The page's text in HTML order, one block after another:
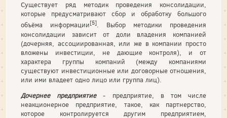
Существует ряд методик проведения консолидации,
которые предусматривают сбор и обработку большого
объёма информации[5]. Выбор методики проведения
консолидации зависит от доли владения компанией
(дочерняя, ассоциированная, или же в компании просто
вложены инвестиции, не дающие контроля), и от
характера группы компаний (между компаниями
существуют инвестиционные или договорные отношения,
или ими владеет одно лицо или группа лиц).
Дочернее предприятие- предприятие, в том числе
неакционерное предприятие, такое, как партнерство,
которое контролируется другим предприятием,